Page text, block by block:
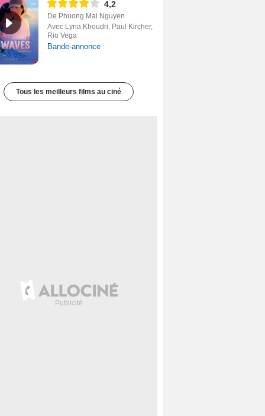
4,2
De Phuong Mai Nguyen
Avec Lyna Khoudri, Paul Kircher,
Rio Vega
Bande-annonce
Tous les meilleurs films au ciné